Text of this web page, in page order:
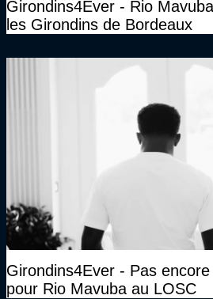
Girondins4Ever - Rio
les Girondins de Bordeaux
Girondins4Ever - Pas
pour Rio Mavuba au LOSC